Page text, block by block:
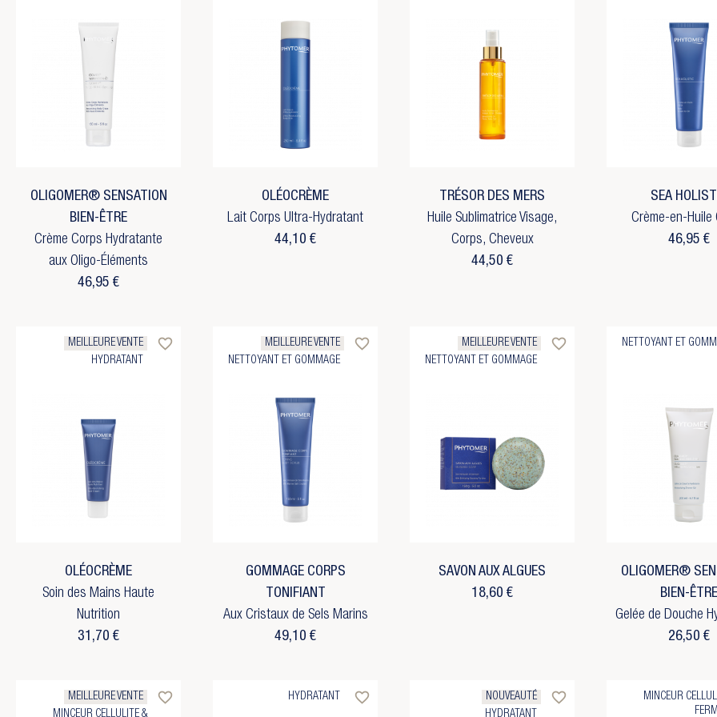
OLIGOMER® SENSATION
BIEN-ÊTRE
Crème Corps Hydratante
aux Oligo-Éléments
46,95 €
OLÉOCRÈME
Lait Corps Ultra-Hydratant
44,10 €
TRÉSOR DES MERS
Huile Sublimatrice Visage,
Corps, Cheveux
44,50 €
SEA
Crème-en-Huile
46,95 €
MEILLEURE VENTE
HYDRATANT
favorite_border
OLÉOCRÈME
Soin des Mains Haute
Nutrition
31,70 €
MEILLEURE VENTE
NETTOYANT ET GOMMAGE
favorite_border
GOMMAGE CORPS
TONIFIANT
Aux Cristaux de Sels Marins
49,10 €
MEILLEURE VENTE
NETTOYANT ET GOMMAGE
favorite_border
SAVON AUX ALGUES
18,60 €
NETTOYANT ET
OLIGOMER®
BIEN-ÊTRE
Gelée de Douche
26,50 €
MEILLEURE VENTE
MINCEUR CELLULITE &
favorite_border HYDRATANT favorite_border
NOUVEAUTÉ
HYDRATANT
favorite_border
MINCEUR